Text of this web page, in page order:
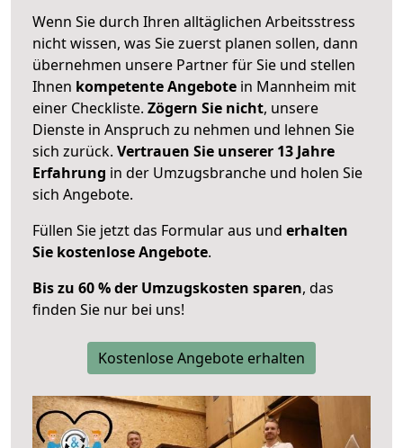
Wenn Sie durch Ihren alltäglichen Arbeitsstress
nicht wissen, was Sie zuerst planen sollen, dann
übernehmen unsere Partner für Sie und stellen
Ihnen kompetente Angebote in Mannheim mit
einer Checkliste. Zögern Sie nicht, unsere
Dienste in Anspruch zu nehmen und lehnen Sie
sich zurück. Vertrauen Sie unserer 13 Jahre
Erfahrung in der Umzugsbranche und holen Sie
sich Angebote.
Füllen Sie jetzt das Formular aus und erhalten
Sie kostenlose Angebote.
Bis zu 60 % der Umzugskosten sparen, das
finden Sie nur bei uns!
Kostenlose Angebote erhalten